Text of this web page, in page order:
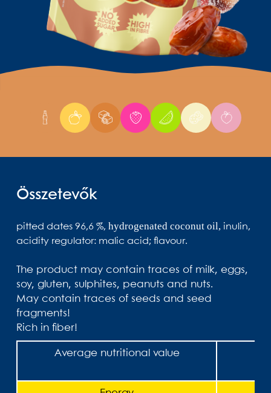
Összetevők
pitted dates 96,6 %, hydrogenated coconut oil, inulin,
acidity regulator: malic acid; flavour.
The product may contain traces of milk, eggs,
soy, gluten, sulphites, peanuts and nuts.
May contain traces of seeds and seed
fragments!
Rich in fiber!
Average nutritional value